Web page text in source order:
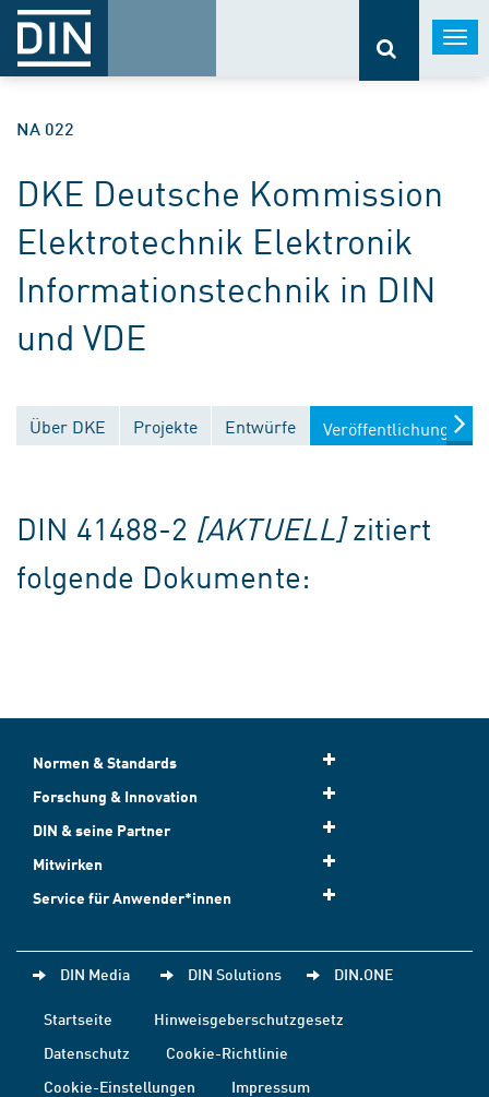
NA 022
DKE Deutsche Kommission
Elektrotechnik Elektronik
Informationstechnik in DIN
und VDE
Über DKE Projekte Entwürfe Veröffentlichungen
DIN 41488-2 [AKTUELL] zitiert
folgende Dokumente:
Normen & Standards
Forschung & Innovation
DIN & seine Partner
Mitwirken
Service für Anwender*innen
DIN Media DIN Solutions DIN.ONE
Startseite
Hinweisgeberschutzgesetz
Datenschutz
Cookie-Richtlinie
Cookie-Einstellungen
Impressum